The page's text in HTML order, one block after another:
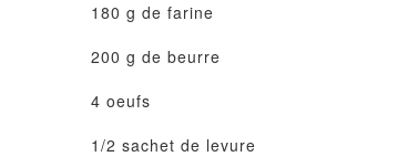
180 g de farine
200 g de beurre
4 oeufs
1/2 sachet de levure